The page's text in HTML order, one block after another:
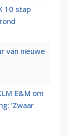
10 stap
van nieuwe
E&M om
‘Zwaar